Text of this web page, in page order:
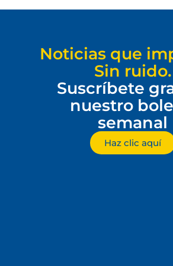
Noticias que
Sin ruido.
Suscríbete
nuestro
semanal
Haz clic aquí